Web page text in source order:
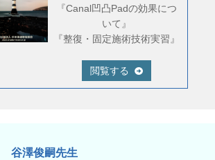
『Canal凹凸Padの効果につ
いて』
『整復・固定施術技術実習』
閲覧する
谷澤俊嗣先生